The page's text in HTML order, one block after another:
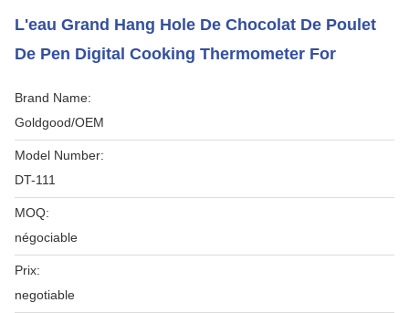
L'eau Grand Hang Hole De Chocolat De Poulet
De Pen Digital Cooking Thermometer For
Brand Name:
Goldgood/OEM
Model Number:
DT-111
MOQ:
négociable
Prix:
negotiable